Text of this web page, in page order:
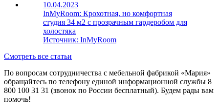
10.04.2023
InMyRoom: Крохотная, но комфортная
студия 34 м2 с прозрачным гардеробом для
холостяка
Источник: InMyRoom
Смотреть все статьи
По вопросам сотрудничества с мебельной фабрикой «Мария»
обращайтесь по телефону единой информационной службы 8
800 100 31 31 (звонок по России бесплатный). Будем рады вам
помочь!